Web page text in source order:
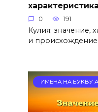
0 191
Кулия: значение,
и происхождение
ИМЕНА НА БУКВУ А